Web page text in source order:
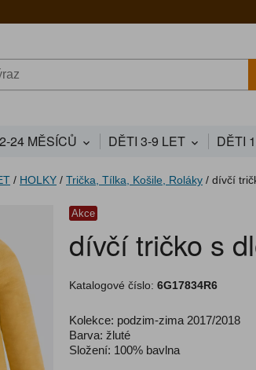
24 MĚSÍCŮ DĚTI 3-9 LET DĚTI
/ HOLKY / Trička, Tílka, Košile, Roláky / dívčí
Akce
dívčí tričko s
Katalogové číslo: 6G17834R6
Kolekce: podzim-zima 2017/2018
Barva: žluté
Složení: 100% bavlna